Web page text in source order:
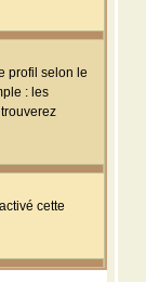
profil selon le
: les
cette